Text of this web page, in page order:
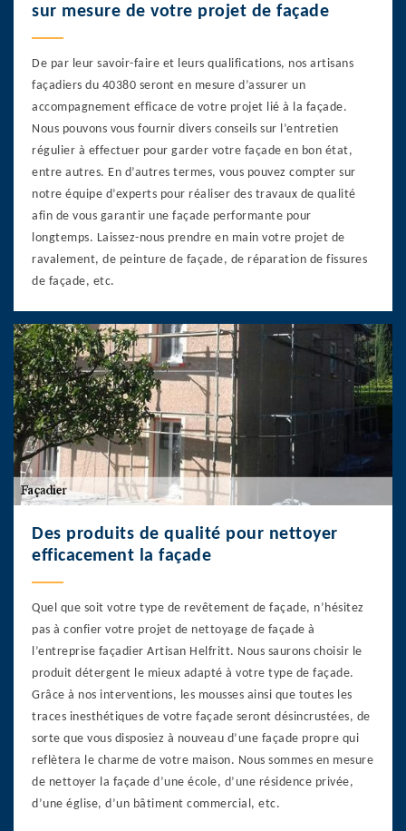
sur mesure de votre projet de façade
De par leur savoir-faire et leurs qualifications, nos artisans
façadiers du 40380 seront en mesure d’assurer un
accompagnement efficace de votre projet lié à la façade.
Nous pouvons vous fournir divers conseils sur l’entretien
régulier à effectuer pour garder votre façade en bon état,
entre autres. En d’autres termes, vous pouvez compter sur
notre équipe d’experts pour réaliser des travaux de qualité
afin de vous garantir une façade performante pour
longtemps. Laissez-nous prendre en main votre projet de
ravalement, de peinture de façade, de réparation de fissures
de façade, etc.
Des produits de qualité pour nettoyer
efficacement la façade
Quel que soit votre type de revêtement de façade, n’hésitez
pas à confier votre projet de nettoyage de façade à
l’entreprise façadier Artisan Helfritt. Nous saurons choisir le
produit détergent le mieux adapté à votre type de façade.
Grâce à nos interventions, les mousses ainsi que toutes les
traces inesthétiques de votre façade seront désincrustées, de
sorte que vous disposiez à nouveau d’une façade propre qui
reflètera le charme de votre maison. Nous sommes en mesure
de nettoyer la façade d’une école, d’une résidence privée,
d’une église, d’un bâtiment commercial, etc.